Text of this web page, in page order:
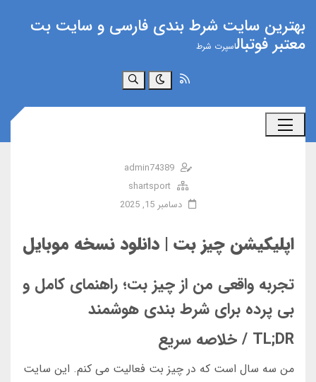
بهترین سایت شرط بندی فارسی و سایت بت
معتبر فوتبالاسپرت شرط
جستجو
admin74389
shartsport
دسامبر 15, 2025
اپلیکیشن چیز بت | دانلود نسخه موبایل
تجربه واقعی من از چیز بت؛ راهنمای کامل و
بی پرده برای شرط بندی هوشمند
TL;DR / خلاصه سریع
من سه سال است که در چیز بت فعالیت می کنم. این سایت